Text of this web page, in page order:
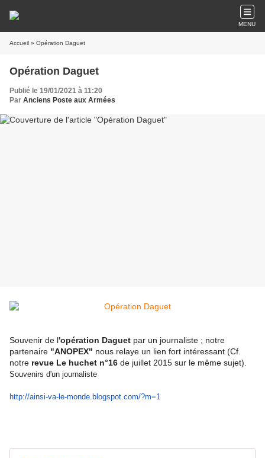
MENU
Accueil » Opération Daguet
Opération Daguet
Publié le 19/01/2021 à 11:20
Par Anciens Poste aux Armées
Souvenir de l'opération Daguet par un journaliste ; notre
partenaire "ANOPEX" nous relaye un lien fort intéressant (Cf.
notre revue Le huchet n°16 de juillet 2015 sur le même sujet).
Souvenirs d'un journaliste
http://ainsi-va-le-monde. blogspot.com/?m=1